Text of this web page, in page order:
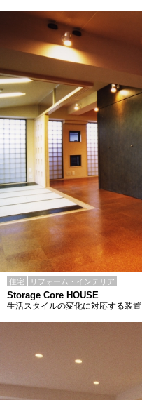
住宅 リフォーム・インテリア
Storage Core HOUSE
生活スタイルの変化に対応する装置